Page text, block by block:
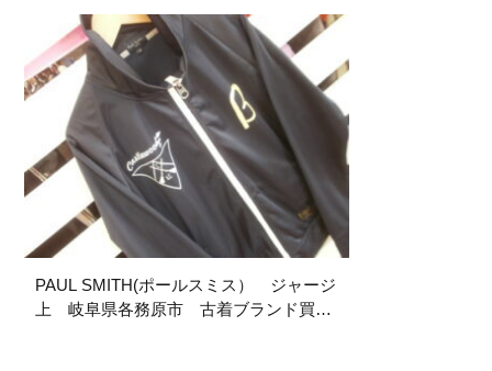
PAUL SMITH(ポールスミス） ジャージ
上 岐阜県各務原市 古着ブランド買取